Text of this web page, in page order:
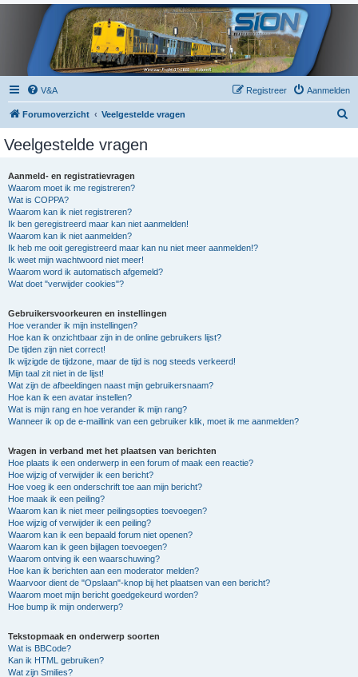
V&A Aanmelden
Registreer
Forumoverzicht Veelgestelde vragen
Veelgestelde vragen
Aanmeld- en registratievragen
Waarom moet ik me registreren?
Wat is COPPA?
Waarom kan ik niet registreren?
Ik ben geregistreerd maar kan niet aanmelden!
Waarom kan ik niet aanmelden?
Ik heb me ooit geregistreerd maar kan nu niet meer aanmelden!?
Ik weet mijn wachtwoord niet meer!
Waarom word ik automatisch afgemeld?
Wat doet "verwijder cookies"?
Gebruikersvoorkeuren en instellingen
Hoe verander ik mijn instellingen?
Hoe kan ik onzichtbaar zijn in de online gebruikers lijst?
De tijden zijn niet correct!
Ik wijzigde de tijdzone, maar de tijd is nog steeds verkeerd!
Mijn taal zit niet in de lijst!
Wat zijn de afbeeldingen naast mijn gebruikersnaam?
Hoe kan ik een avatar instellen?
Wat is mijn rang en hoe verander ik mijn rang?
Wanneer ik op de e-maillink van een gebruiker klik, moet ik me aanmelden?
Vragen in verband met het plaatsen van berichten
Hoe plaats ik een onderwerp in een forum of maak een reactie?
Hoe wijzig of verwijder ik een bericht?
Hoe voeg ik een onderschrift toe aan mijn bericht?
Hoe maak ik een peiling?
Waarom kan ik niet meer peilingsopties toevoegen?
Hoe wijzig of verwijder ik een peiling?
Waarom kan ik een bepaald forum niet openen?
Waarom kan ik geen bijlagen toevoegen?
Waarom ontving ik een waarschuwing?
Hoe kan ik berichten aan een moderator melden?
Waarvoor dient de "Opslaan"-knop bij het plaatsen van een bericht?
Waarom moet mijn bericht goedgekeurd worden?
Hoe bump ik mijn onderwerp?
Tekstopmaak en onderwerp soorten
Wat is BBCode?
Kan ik HTML gebruiken?
Wat zijn Smilies?